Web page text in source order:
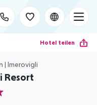
Hotel teilen
| Imerovigli
Resort